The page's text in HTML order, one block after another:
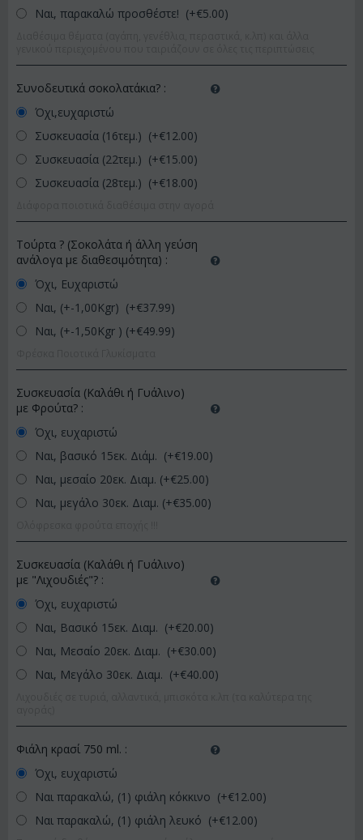
Ναι, παρακαλώ προσθέστε! (+€5.00)
Συνοδευτικά σοκολατάκια? :
Όχι,ευχαριστώ
Συσκευασία (16τεμ.) (+€12.00)
Συσκευασία (22τεμ.) (+€15.00)
Συσκευασία (28τεμ.) (+€18.00)
Τούρτα ? (Σοκολάτα ή άλλη γεύση
ανάλογα με διαθεσιμότητα) :
Όχι, Ευχαριστώ
Ναι, (+-1,00Kgr) (+€37.99)
Ναι, (+-1,50Kgr ) (+€49.99)
Συσκευασία (Καλάθι ή Γυάλινο)
με Φρούτα? :
Όχι, ευχαριστώ
Ναι, βασικό 15εκ. Διάμ. (+€19.00)
Ναι, μεσαίο 20εκ. Διαμ. (+€25.00)
Ναι, μεγάλο 30εκ. Διαμ. (+€35.00)
Συσκευασία (Καλάθι ή Γυάλινο)
με "Λιχουδιές"? :
Όχι, ευχαριστώ
Ναι, Βασικό 15εκ. Διαμ. (+€20.00)
Ναι, Μεσαίο 20εκ. Διαμ. (+€30.00)
Ναι, Μεγάλο 30εκ. Διαμ. (+€40.00)
Φιάλη κρασί 750 ml. :
Όχι, ευχαριστώ
Ναι παρακαλώ, (1) φιάλη κόκκινο (+€12.00)
Ναι παρακαλώ, (1) φιάλη λευκό (+€12.00)